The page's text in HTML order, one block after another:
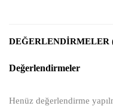
DEĞERLENDIRMELER
Değerlendirmeler
Henüz değerlendirme